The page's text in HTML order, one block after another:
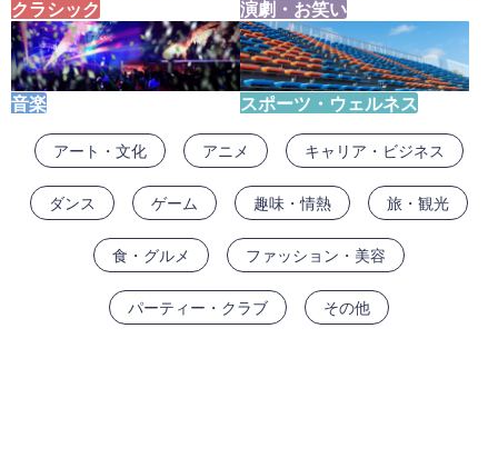
クラシック 演劇・お笑い
音楽 スポーツ・ウェルネス
アート・文化 アニメ キャリア・ビジネス
ダンス ゲーム 趣味・情熱 旅・観光
食・グルメ ファッション・美容
パーティー・クラブ その他